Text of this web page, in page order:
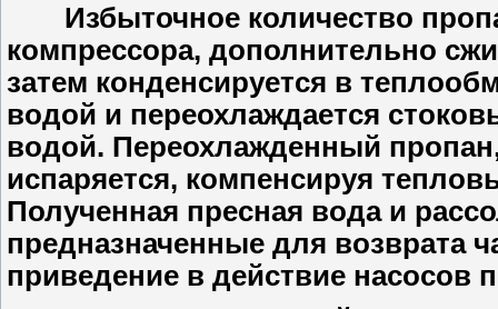
Избыточное количество
компрессора, дополнительно
затем конденсируется в
водой и переохлаждается
водой. Переохлажденный
испаряется, компенсируя
Полученная пресная вода и
предназначенные для возврата
приведение в действие насосов